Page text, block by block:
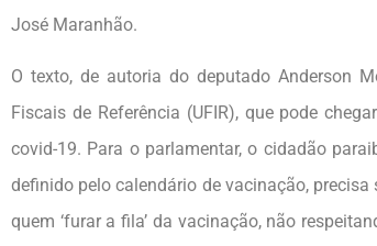
José Maranhão.
O texto, de autoria do deputado Anderson
Fiscais de Referência (UFIR), que pode
covid-19. Para o parlamentar, o cidadão
definido pelo calendário de vacinação,
quem ‘furar a fila’ da vacinação, não